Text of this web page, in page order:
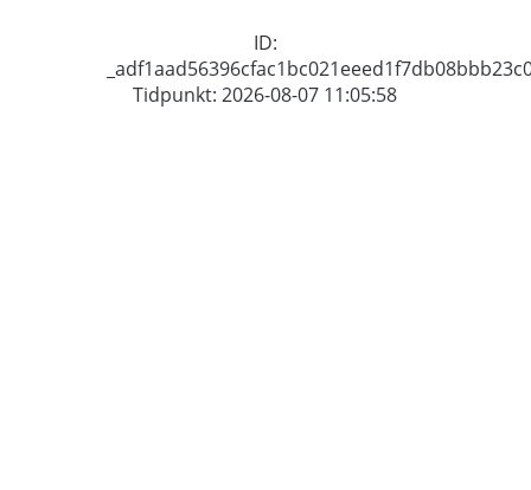
ID:
Tidpunkt: 2026-08-07 11:05:58